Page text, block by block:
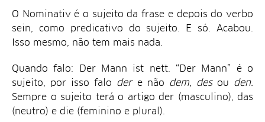
O Nominativ é o sujeito da frase e depois do verbo
sein, como predicativo do sujeito. E só. Acabou.
Isso mesmo, não tem mais nada.
Quando falo: Der Mann ist nett. “Der Mann” é o
sujeito, por isso falo dere não dem, desou den.
Sempre o sujeito terá o artigo der (masculino), das
(neutro) e die (feminino e plural).